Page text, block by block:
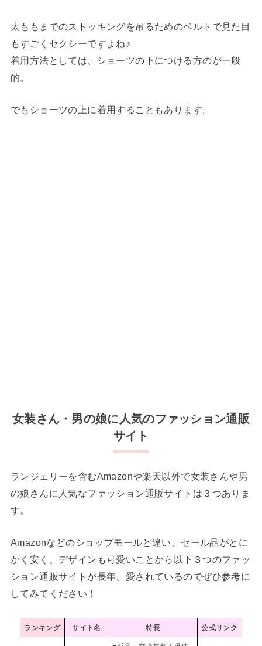
太ももまでのストッキングを吊るためのベルトで見た目
もすごくセクシーですよね♪
着用方法としては、ショーツの下につける方のが一般
的。
でもショーツの上に着用することもあります。
女装さん・男の娘に人気のファッション通販
サイト
ランジェリーを含むAmazonや楽天以外で女装さんや男
の娘さんに人気なファッション通販サイトは３つありま
す。
Amazonなどのショップモールと違い、セール品がとに
かく安く、デザインも可愛いことから以下３つのファッ
ション通販サイトが長年、愛されているのでぜひ参考に
してみてください！
ランキング サイト名 特長 公式リンク